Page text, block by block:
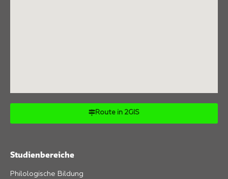
Route in 2GIS
Studienbereiche
Philologische Bildung